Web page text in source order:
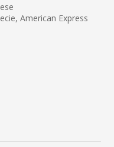
American Express